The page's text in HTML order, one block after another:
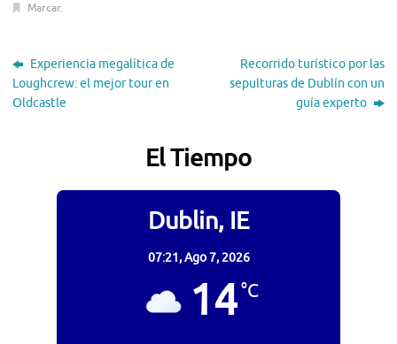
Marcar.
Experiencia megalítica de
Loughcrew: el mejor tour en
Oldcastle
Recorrido turístico por las
sepulturas de Dublín con un
guía experto
El Tiempo
Dublin, IE
07:21,Ago 7, 2026
14°C